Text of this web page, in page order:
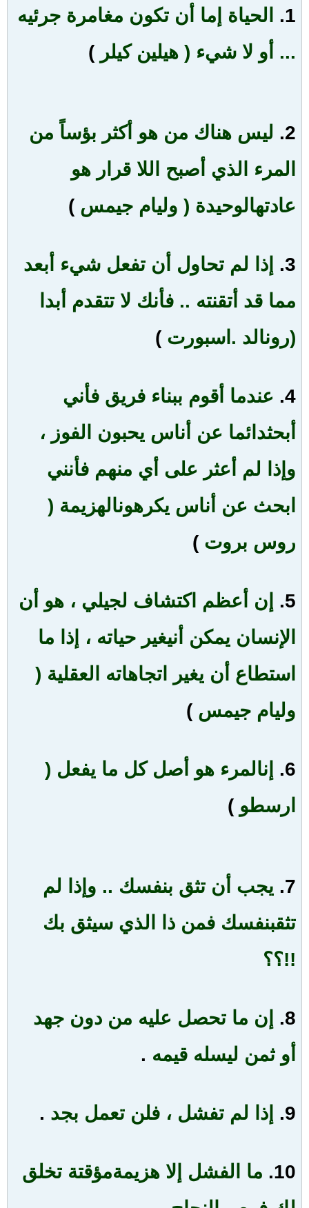
1.
الحياة إما أن تكون مغامرة جرئيه
... أو لا شيء ( هيلين كيلر )
2.
ليس هناك من هو أكثر بؤساً من
المرء الذي أصبح اللا قرار هو
عادتهالوحيدة ( وليام جيمس )
3.
إذا لم تحاول أن تفعل شيء أبعد
مما قد أتقنته .. فأنك لا تتقدم أبدا
(رونالد .اسبورت )
4. عندما أقوم ببناء فريق فأني
أبحثدائما عن أناس يحبون الفوز ،
وإذا لم أعثر على أي منهم فأنني
ابحث عن أناس يكرهونالهزيمة (
روس بروت )
5.
إن أعظم اكتشاف لجيلي ، هو أن
الإنسان يمكن أنيغير حياته ، إذا ما
استطاع أن يغير اتجاهاته العقلية (
وليام جيمس )
6. إنالمرء هو أصل كل ما يفعل (
ارسطو )
7. يجب أن تثق بنفسك .. وإذا لم
تثقبنفسك فمن ذا الذي سيثق بك
!!؟؟
8.
إن ما تحصل عليه من دون جهد
أو ثمن ليسله قيمه .
9. إذا لم تفشل ، فلن تعمل بجد .
10. ما الفشل إلا هزيمةمؤقتة تخلق